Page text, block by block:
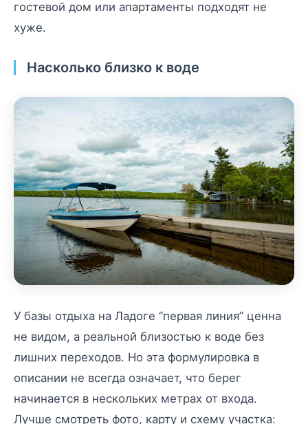
гостевой дом или апартаменты подходят не
хуже.
Насколько близко к воде
У базы отдыха на Ладоге “первая линия” ценна
не видом, а реальной близостью к воде без
лишних переходов. Но эта формулировка в
описании не всегда означает, что берег
начинается в нескольких метрах от входа.
Лучше смотреть фото, карту и схему участка: